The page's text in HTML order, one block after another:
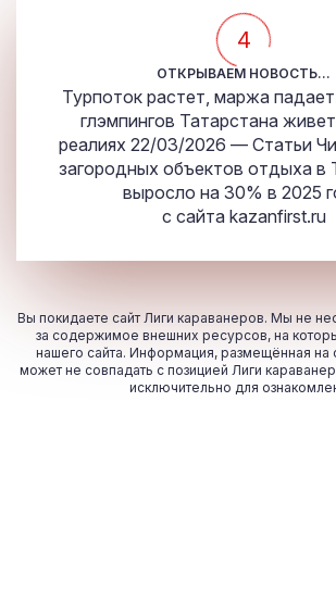
4
ОТКРЫВАЕМ НОВОСТЬ...
Турпоток растет, маржа
глэмпингов Татарстана
реалиях 22/03/2026 — Статьи
загородных объектов отдыха в
выросло на 30% в 2025
с сайта kazanfirst.ru
Вы покидаете сайт Лиги караванеров. Мы не
за содержимое внешних ресурсов, на
нашего сайта. Информация, размещённая на
может не совпадать с позицией Лиги
исключительно для